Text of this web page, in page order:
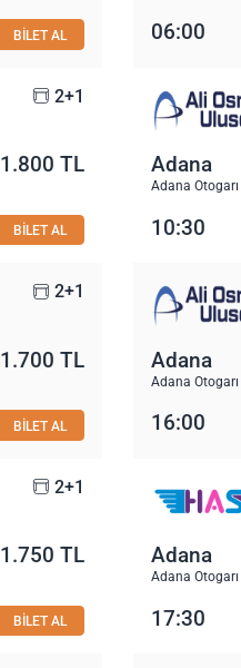
BİLET AL 06:00
2+1
1.800 TL
BİLET AL
Adana
Adana Otogarı
10:30
2+1
1.700 TL
BİLET AL
Adana
Adana Otogarı
16:00
2+1
1.750 TL
BİLET AL
Adana
Adana Otogarı
17:30